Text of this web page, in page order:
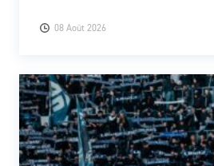
08 Août 2026